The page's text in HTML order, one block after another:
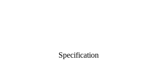
Specification